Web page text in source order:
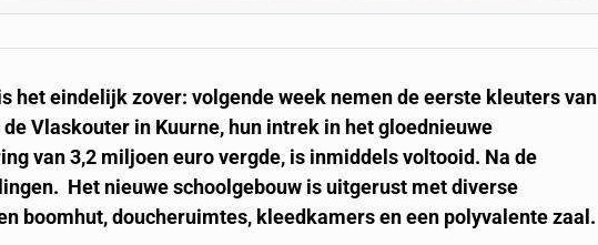
het eindelijk zover: volgende week nemen de eerste kleuters van
Vlaskouter in Kuurne, hun intrek in het gloednieuwe
van 3,2 miljoen euro vergde, is inmiddels voltooid. Na de
Het nieuwe schoolgebouw is uitgerust met diverse
boomhut, doucheruimtes, kleedkamers en een polyvalente zaal.